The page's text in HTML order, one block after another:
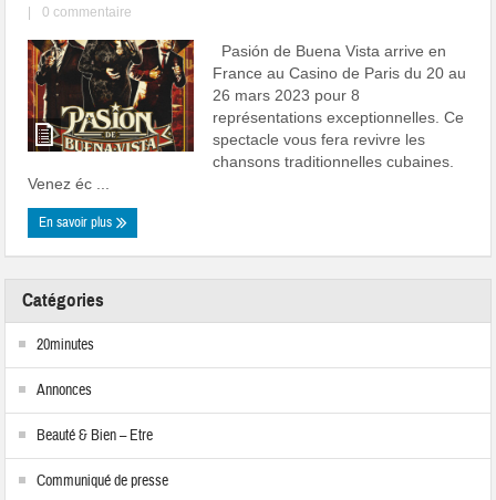
0 commentaire
Pasión de Buena Vista arrive en
France au Casino de Paris du 20 au
26 mars 2023 pour 8
représentations exceptionnelles. Ce
spectacle vous fera revivre les
chansons traditionnelles cubaines.
Venez éc ...
En savoir plus
Catégories
20minutes
Annonces
Beauté & Bien – Etre
Communiqué de presse